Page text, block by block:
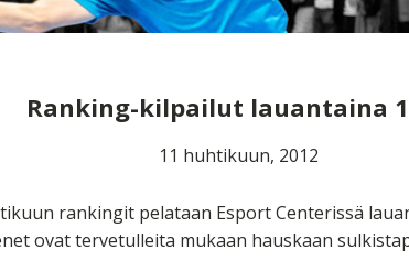
Ranking-kilpailut lauantaina
11 huhtikuun, 2012
rankingit pelataan Esport Centerissä
ovat tervetulleita mukaan hauskaan